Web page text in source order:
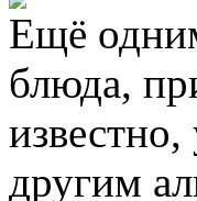
Ещё
блюда,
другим